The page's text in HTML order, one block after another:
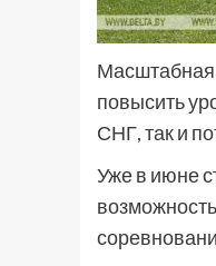
Масштабная
повысить
СНГ, так и
Уже в июне